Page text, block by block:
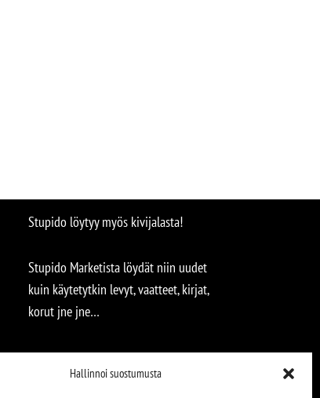
Hallinnoi suostumusta
Stupido löytyy myös kivijalasta!
Stupido Marketista löydät niin uudet
kuin käytetytkin levyt, vaatteet, kirjat,
korut jne jne…